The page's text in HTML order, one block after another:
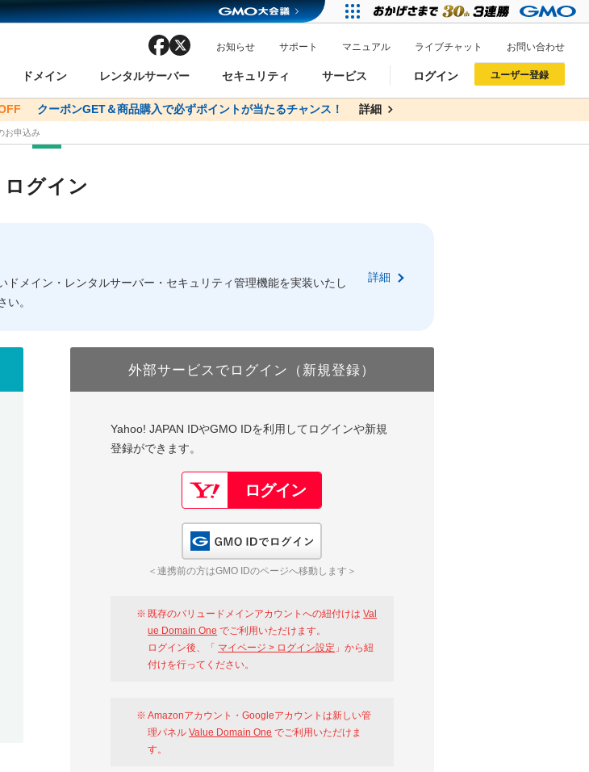
ドメイン
ドメイン一括検索
WHOIS検索
レンタルサーバー セキュリティ サービス
バリュードメインAPI
facebook お知らせ サポート マニュアル ライブチャット お問い合わせ
ログイン
おすすめ One レンタルサーバーを含む最新の機能を使う方
以下でもログイン可能
ユーザー登録
おすすめ One レンタルサーバーを含む最新の機能を使う方
以下でも登録可能
クーポンGET＆商品購入で必ずポイントが当たるチャンス！ 詳細
ス応援キャンペーン サーバー料金1年間無料 詳細
お申込み
ログイン
メイン・レンタルサーバー・セキュリティ管理機能を実装いたし
。
詳細
外部サービスでログイン（新規登録）
Yahoo! JAPAN IDやGMO IDを利用してログインや新規
登録ができます。
＜連携前の方はGMO IDのページへ移動します＞
既存のバリュードメインアカウントへの紐付けはVal
ue Domain One でご利用いただけます。
ログイン後、「 マイページ > ログイン設定 」から紐
付けを行ってください。
Amazonアカウント・Googleアカウントは新しい管
理パネルValue Domain One でご利用いただけま
す。